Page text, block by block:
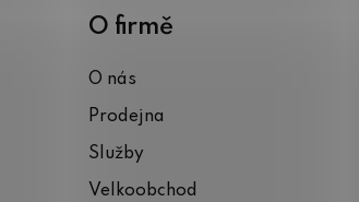
O firmě
O nás
Prodejna
Služby
Velkoobchod